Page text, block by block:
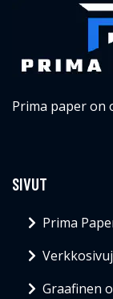
Prima paper on
SIVUT
Prima
Graafinen